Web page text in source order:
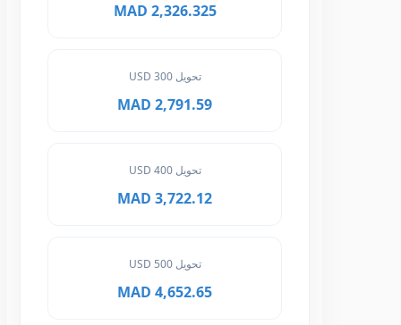
2,326.325 MAD
تحويل 300 USD
2,791.59 MAD
تحويل 400 USD
3,722.12 MAD
تحويل 500 USD
4,652.65 MAD